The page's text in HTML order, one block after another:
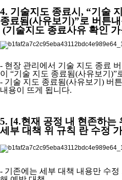
4. 기술지도 종료시 , “기술
종료됨(사유보기 )”로 버튼
(기술지도 종료사유 확인
- 현장 관리에서 기술 지도 종료
이 “기술 지도 종료됨(사유보기 )”
- 기술 지도 종료됨(사유보기 ) 버
내용이 뜨게 됩니다.
5. [4.현재 공정 내 현존하는
세부 대책 위 규칙 란 수정
- 기존에는 세부 대책 내용만 수정